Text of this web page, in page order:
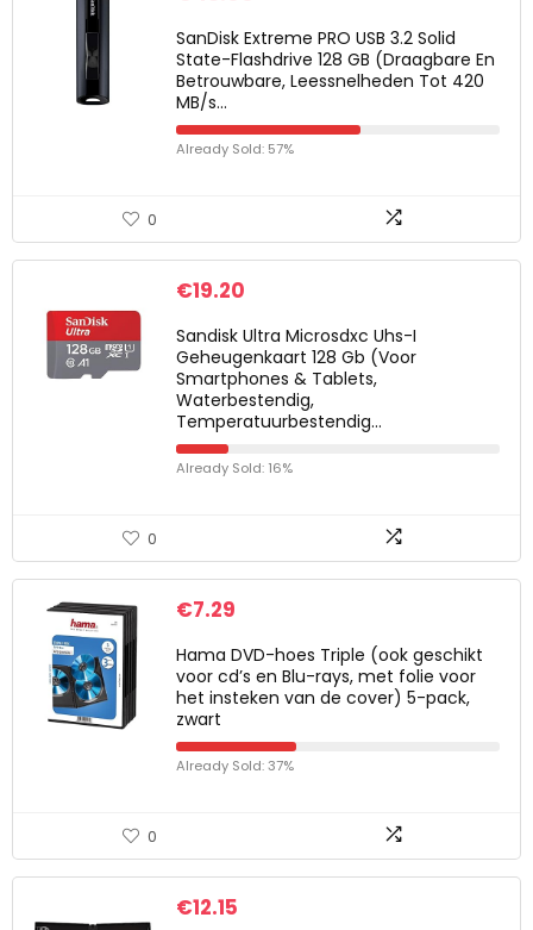
SanDisk Extreme PRO USB 3.2 Solid
State-Flashdrive 128 GB (Draagbare En
Betrouwbare, Leessnelheden Tot 420
MB/s…
Already Sold: 57%
0
€19.20
Sandisk Ultra Microsdxc Uhs-I
Geheugenkaart 128 Gb (Voor
Smartphones & Tablets,
Waterbestendig,
Temperatuurbestendig…
Already Sold: 16%
0
€7.29
Hama DVD-hoes Triple (ook geschikt
voor cd’s en Blu-rays, met folie voor
het insteken van de cover) 5-pack,
zwart
Already Sold: 37%
0
€12.15